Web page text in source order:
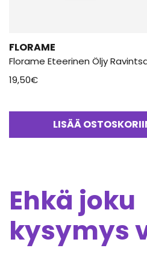
FLORAME
Florame Eteerinen Öljy
19,50€
LISÄÄ
Ehkä joku
kysymys